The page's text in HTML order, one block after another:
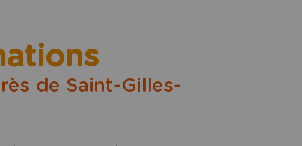
de Saint-Gilles-